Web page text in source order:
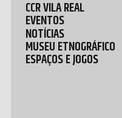
CCR VILA REAL
EVENTOS
NOTÍCIAS
MUSEU ETNOGRÁFICO
ESPAÇOS E JOGOS